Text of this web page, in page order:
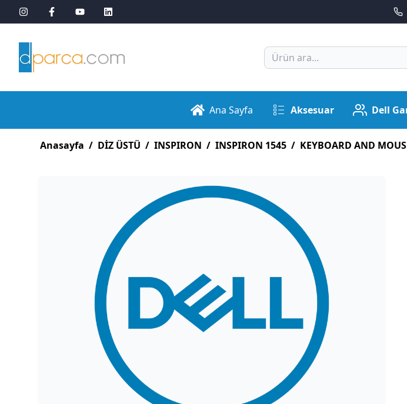
Ana Sayfa Aksesuar Dell
Anasayfa / DİZ ÜSTÜ / INSPIRON / INSPIRON 1545 / KEYBOARD AND